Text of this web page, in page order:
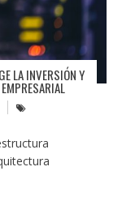
LA INVERSIÓN Y